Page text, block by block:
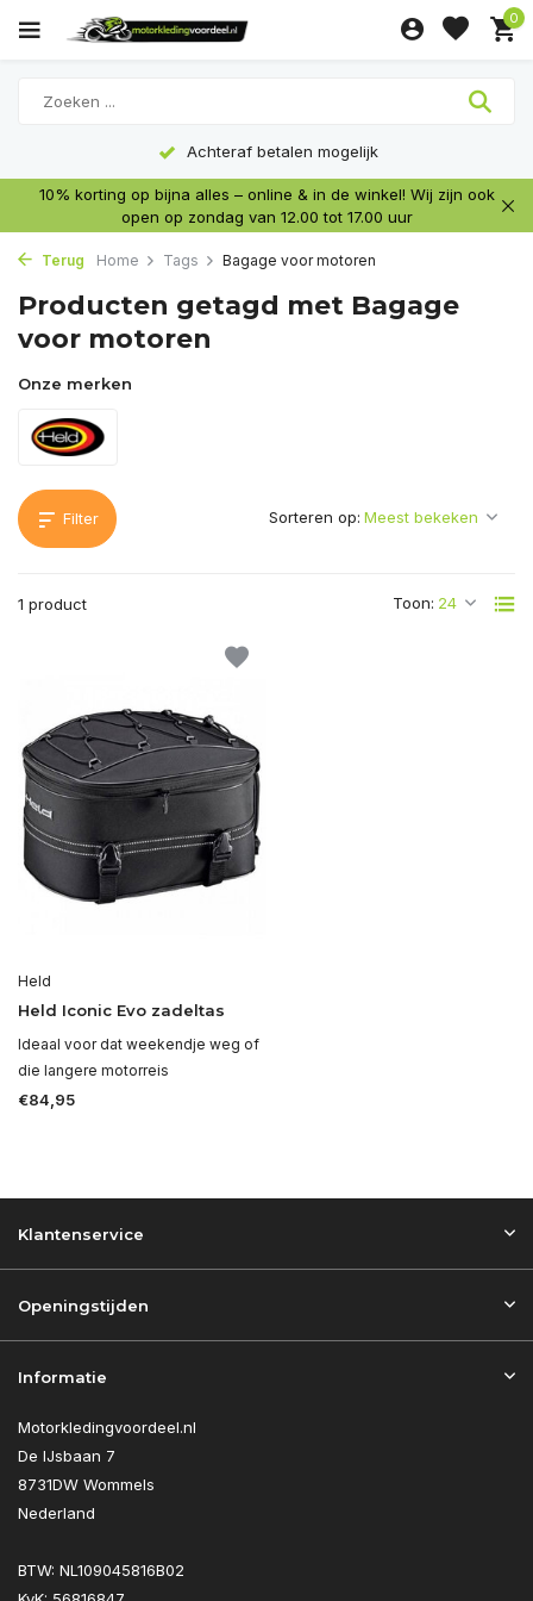
0
Achteraf betalen mogelijk
10% korting op bijna alles – online & in de winkel! Wij zijn ook
open op zondag van 12.00 tot 17.00 uur
Terug Home Tags Bagage voor motoren
Producten getagd met Bagage
voor motoren
Onze merken
Filter
1 product Toon:
Sorteren op:
Held
Held Iconic Evo zadeltas
Ideaal voor dat weekendje weg of
die langere motorreis
€84,95
Klantenservice
Openingstijden
Informatie
Motorkledingvoordeel.nl
De IJsbaan 7
8731DW Wommels
Nederland
BTW: NL109045816B02